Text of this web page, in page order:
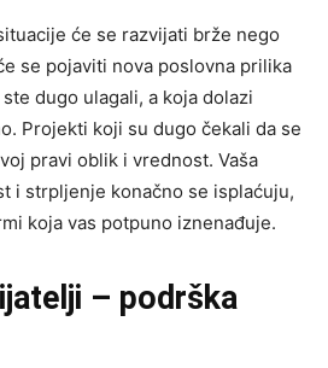
će se razvijati brže nego
se pojaviti nova poslovna prilika
dugo ulagali, a koja dolazi
Projekti koji su dugo čekali da se
pravi oblik i vrednost. Vaša
i strpljenje konačno se isplaćuju,
koja vas potpuno iznenađuje.
– podrška